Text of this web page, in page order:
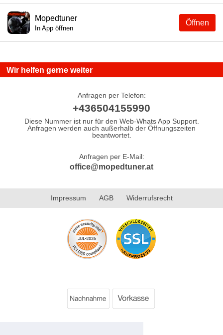
Öffnen
Mopedtuner
In App öffnen
Wir helfen gerne weiter
Anfragen per Telefon:
+436504155990
Diese Nummer ist nur für den Web-Whats App Support.
Anfragen werden auch außerhalb der Öffnungszeiten
beantwortet.
Anfragen per E-Mail:
office@mopedtuner.at
Impressum AGB Widerrufsrecht